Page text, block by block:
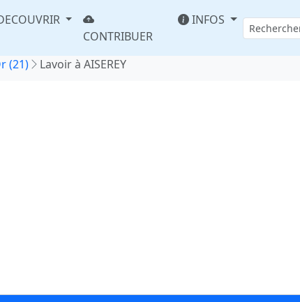
CONTRIBUER
INFOS
(21) Lavoir à AISEREY